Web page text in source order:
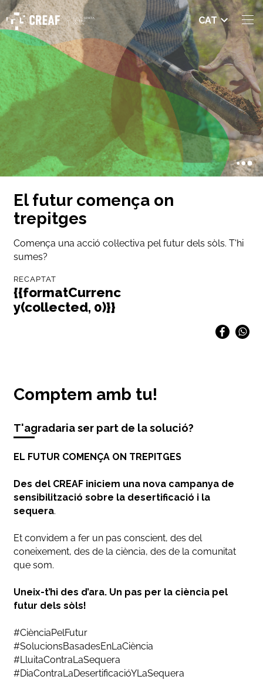
Seleccio
nar
idioma
CAT
El futur comença on
trepitges
Comença una acció col·lectiva pel futur dels sòls. T'hi
sumes?
RECAPTAT
{{formatCurrenc
y(collected, 0)}}
Comptem amb tu!
T'agradaria ser part de la solució?
EL FUTUR COMENÇA ON TREPITGES
Des del CREAF iniciem una nova campanya de
sensibilització sobre la desertificació i la
sequera.
Et convidem a fer un pas conscient, des del
coneixement, des de la ciència, des de la comunitat
que som.
Uneix-t’hi des d’ara. Un pas per la ciència pel
futur dels sòls!
#CiènciaPelFutur
#SolucionsBasadesEnLaCiència
#LluitaContraLaSequera
#DiaContraLaDesertificacióYLaSequera